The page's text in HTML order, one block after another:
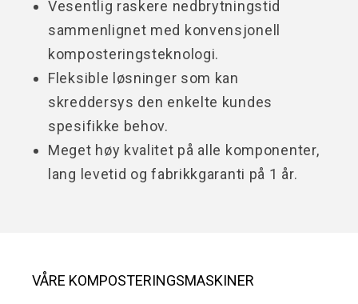
Vesentlig raskere nedbrytningstid
sammenlignet med konvensjonell
komposteringsteknologi.
Fleksible løsninger som kan
skreddersys den enkelte kundes
spesifikke behov.
Meget høy kvalitet på alle komponenter,
lang levetid og fabrikkgaranti på 1 år.
VÅRE KOMPOSTERINGSMASKINER